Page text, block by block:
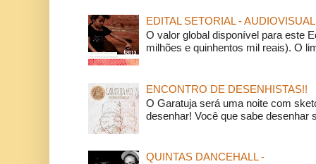
EDITAL SETORIAL - AUDIOVISUAL
O valor global disponível para este
milhões e quinhentos mil reais). O
ENCONTRO DE DESENHISTAS!!
O Garatuja será uma noite com
desenhar! Você que sabe desenhar
QUINTAS DANCEHALL -